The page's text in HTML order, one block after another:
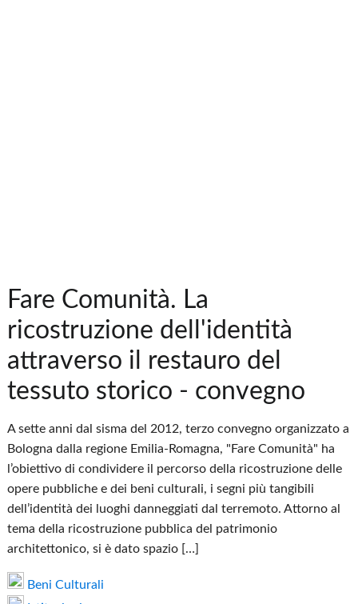
Fare Comunità. La
ricostruzione dell'identità
attraverso il restauro del
tessuto storico - convegno
A sette anni dal sisma del 2012, terzo convegno organizzato a
Bologna dalla regione Emilia-Romagna, "Fare Comunità" ha
l’obiettivo di condividere il percorso della ricostruzione delle
opere pubbliche e dei beni culturali, i segni più tangibili
dell’identità dei luoghi danneggiati dal terremoto. Attorno al
tema della ricostruzione pubblica del patrimonio
architettonico, si è dato spazio […]
Beni Culturali